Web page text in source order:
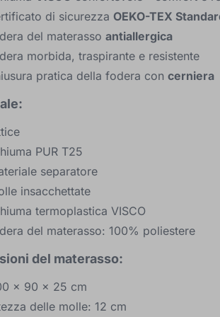
di sicurezza OEKO-TEX
del materasso antiallergica
morbida, traspirante e resistente
pratica della fodera con cerniera
PUR T25
separatore
insacchettate
termoplastica VISCO
del materasso: 100% poliestere
del materasso:
x 90 x 25 cm
delle molle: 12 cm